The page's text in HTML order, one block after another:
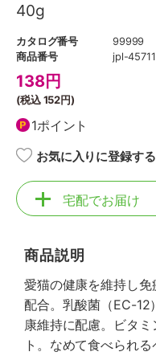
40g
カタログ番号
99999
商品番号
jpl-
138円
(税込152円)
1ポイント
お気に入りに登録する
宅配でお届け
商品説明
愛猫の健康を維持し
配合。乳酸菌（EC-12
康維持に配慮。ビタ
ト。なめて食べられ